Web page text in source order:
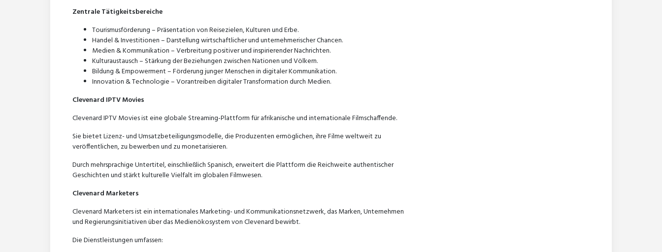
Zentrale Tätigkeitsbereiche
Tourismusförderung – Präsentation von Reisezielen, Kulturen und Erbe.
Handel & Investitionen – Darstellung wirtschaftlicher und unternehmerischer Chancen.
Medien & Kommunikation – Verbreitung positiver und inspirierender Nachrichten.
Kulturaustausch – Stärkung der Beziehungen zwischen Nationen und Völkern.
Bildung & Empowerment – Förderung junger Menschen in digitaler Kommunikation.
Innovation & Technologie – Vorantreiben digitaler Transformation durch Medien.
Clevenard IPTV Movies
Clevenard IPTV Movies ist eine globale Streaming-Plattform für afrikanische und internationale Filmschaffende.
Sie bietet Lizenz- und Umsatzbeteiligungsmodelle, die Produzenten ermöglichen, ihre Filme weltweit zu
veröffentlichen, zu bewerben und zu monetarisieren.
Durch mehrsprachige Untertitel, einschließlich Spanisch, erweitert die Plattform die Reichweite authentischer
Geschichten und stärkt kulturelle Vielfalt im globalen Filmwesen.
Clevenard Marketers
Clevenard Marketers ist ein internationales Marketing- und Kommunikationsnetzwerk, das Marken, Unternehmen
und Regierungsinitiativen über das Medienökosystem von Clevenard bewirbt.
Die Dienstleistungen umfassen: